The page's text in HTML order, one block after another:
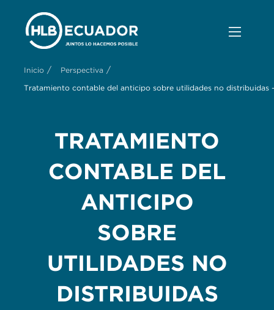
Inicio / Perspectiva /
Tratamiento contable del anticipo sobre utilidades no distribuidas
TRATAMIENTO
CONTABLE DEL
ANTICIPO
SOBRE
UTILIDADES NO
DISTRIBUIDAS